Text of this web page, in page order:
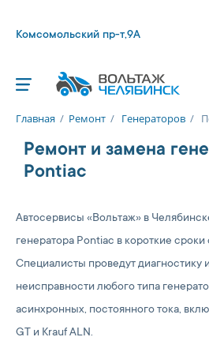
Комсомольский пр-т,9А
Главная / Ремонт / Генераторов /
Ремонт и замена
Pontiac
Автосервисы «Вольтаж» в
генератора Pontiac в короткие сроки
Специалисты проведут диагностику
неисправности любого типа
асинхронных, постоянного тока,
GT и Krauf ALN.